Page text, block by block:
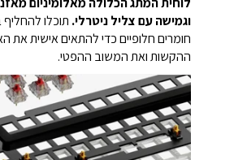
וגמישה עם צליל ניטרלי. תוכלו
חומרים חלופיים כדי להתאים אישית את
ההקשות ואת המשוב ההפטי.